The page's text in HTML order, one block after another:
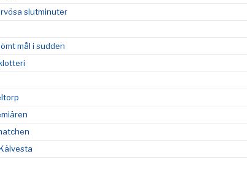
slutminuter
mål i sudden